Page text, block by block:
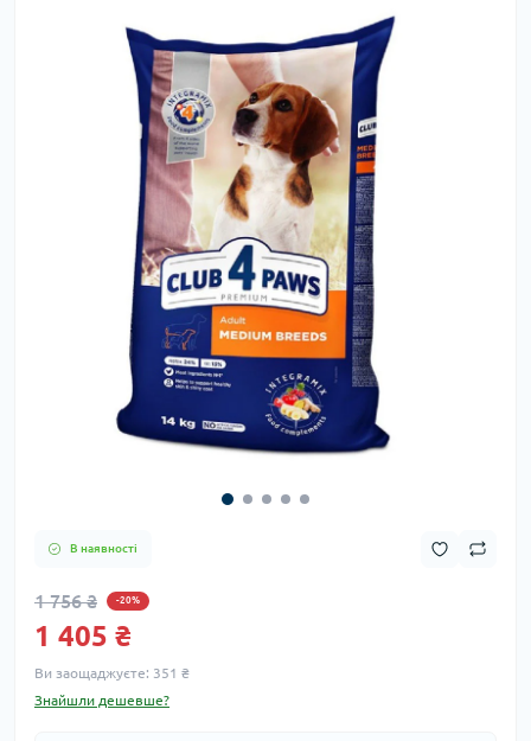
В наявності
1 756 ₴ -20%
1 405 ₴
Ви заощаджуєте: 351 ₴
Знайшли дешевше?